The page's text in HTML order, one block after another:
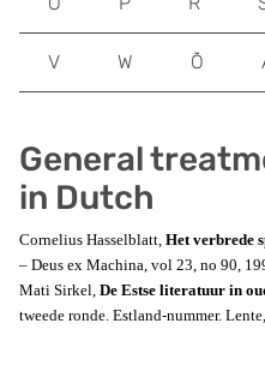
General
in Dutch
Cornelius Hasselblatt, Het verbrede
– Deus ex Machina, vol 23, no 90,
Mati Sirkel, De Estse literatuur in
tweede ronde. Estland-nummer.
V W Õ